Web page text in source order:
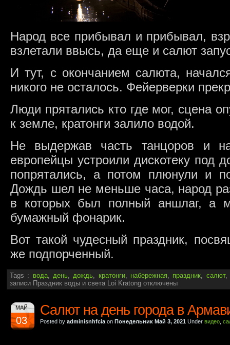
Народ все прибывал и прибывал,
взлетали ввысь, да еще и салют
И тут, с окончанием салюта,
никого не осталось. Фейерверки
Люди прятались кто где мог, сцена
к земле, кратонги залило водой.
Не выдержав часть танцоров и
европейцы устроили дискотеку
попрятались, а потом плюнули и
Дождь шел не меньше часа, народ
в которых был полный аншлаг, а
бумажный фонарик.
Вот такой чудесный праздник,
же подпорченный.
Tags : вода, день дождь кратонги, набережная праздник салют
записи Праздник воды и света Loi Kratong отключены
МАЙ
03
Салют на день города в
Posted by adminisnhfcia on Понедельник Май 3, 2021 Under видео